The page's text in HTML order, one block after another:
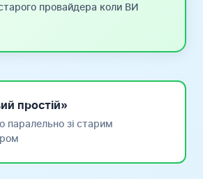
провайдера коли ВИ
простій»
паралельно зі старим